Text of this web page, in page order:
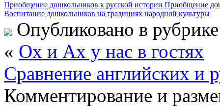
Приобщение дошкольников к русской истории Приобщение
Воспитание дошкольников на традициях народной культуры
Опубликовано в
« Ох и Ах у нас в гостях
Сравнение английских и
Комментирование и